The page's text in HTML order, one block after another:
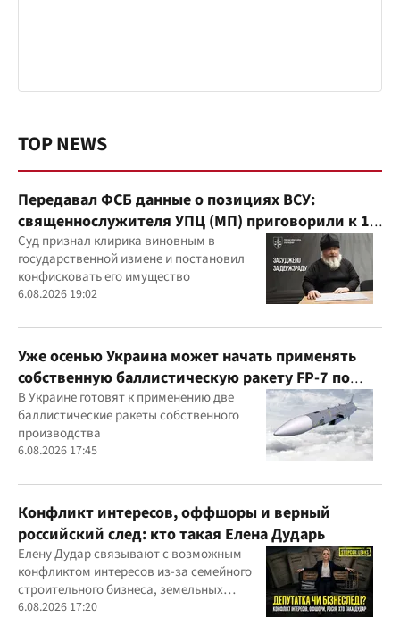
TOP NEWS
Передавал ФСБ данные о позициях ВСУ:
священнослужителя УПЦ (МП) приговорили к 15
годам
Суд признал клирика виновным в
государственной измене и постановил
конфисковать его имущество
6.08.2026 19:02
Уже осенью Украина может начать применять
собственную баллистическую ракету FP-7 по
вражеским целям
В Украине готовят к применению две
баллистические ракеты собственного
производства
6.08.2026 17:45
Конфликт интересов, оффшоры и верный
российский след: кто такая Елена Дударь
Елену Дудар связывают с возможным
конфликтом интересов из-за семейного
строительного бизнеса, земельных
скандалов, судебных дел
6.08.2026 17:20